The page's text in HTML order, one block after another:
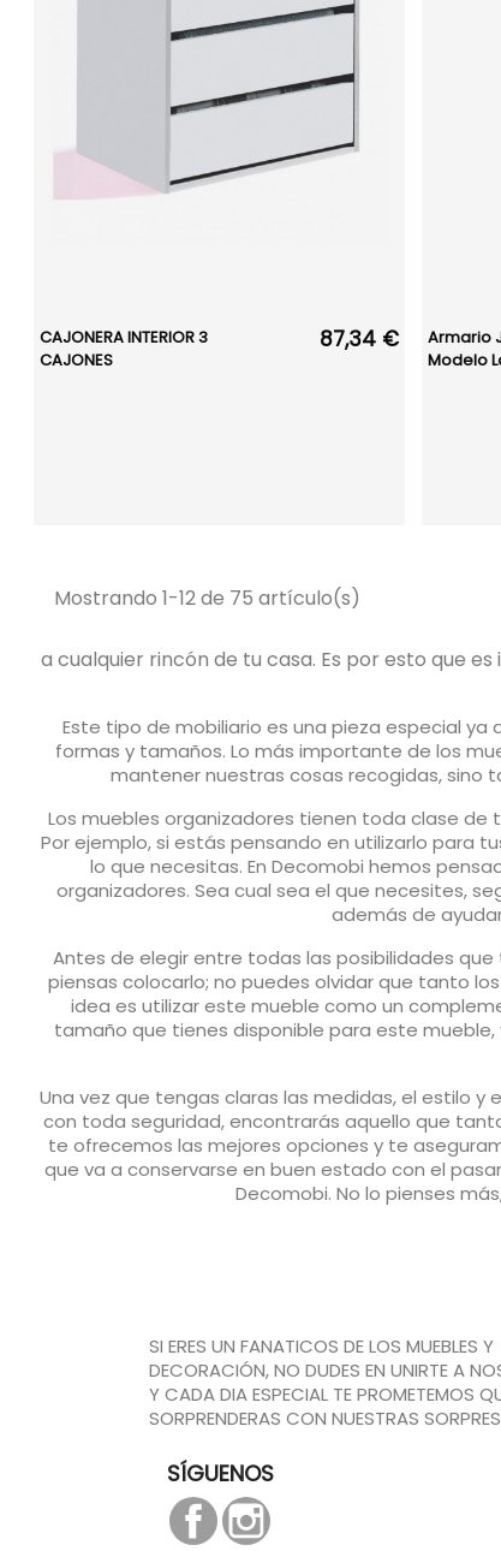
CAJONERA INTERIOR 3
CAJONES
87,34 €
Armario
Modelo
Mostrando 1-12 de 75 artículo(s)
a cualquier rincón de tu casa. Es por esto que
Este tipo de mobiliario es una pieza especial
formas y tamaños. Lo más importante de los
mantener nuestras cosas recogidas, sino
Los muebles organizadores tienen toda clase
Por ejemplo, si estás pensando en utilizarlo para
lo que necesitas. En Decomobi hemos
organizadores. Sea cual sea el que necesites,
además de
Antes de elegir entre todas las posibilidades
piensas colocarlo; no puedes olvidar que tanto
idea es utilizar este mueble como un
tamaño que tienes disponible para este
Una vez que tengas claras las medidas, el estilo
con toda seguridad, encontrarás aquello que
te ofrecemos las mejores opciones y te
que va a conservarse en buen estado con el
Decomobi. No lo pienses
SI ERES UN FANATICOS DE LOS MUEBLES Y
DECORACIÓN, NO DUDES EN UNIRTE A
Y CADA DIA ESPECIAL TE PROMETEMOS
SORPRENDERAS CON NUESTRAS
SÍGUENOS
FacebookInstagram